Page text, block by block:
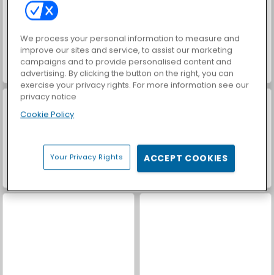
Royal Story Farm Merge Valley
We process your personal information to measure and
improve our sites and service, to assist our marketing
campaigns and to provide personalised content and
advertising. By clicking the button on the right, you can
exercise your privacy rights. For more information see our
privacy notice
Cookie Policy
Your Privacy Rights ACCEPT COOKIES